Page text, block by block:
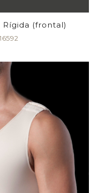
Rígida (frontal)